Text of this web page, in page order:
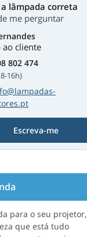
lâmpada correta
me perguntar
ao cliente
802 474
16h)
Escreva-me
para o seu projetor,
que está tudo